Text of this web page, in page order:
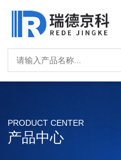
PRODUCT CENTER
产品中心